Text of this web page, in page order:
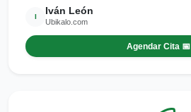
I Iván León
Ubikalo.com
Agendar Cita 📅